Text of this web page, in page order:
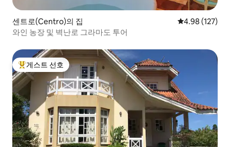
센트로(Centro)의 집 평점 4.98점(5
4.98 (127)
와인 농장 및 벽난로 그라마도 투어
상위 게스트 선호
게스트 선호